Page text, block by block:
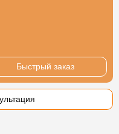
Быстрый заказ